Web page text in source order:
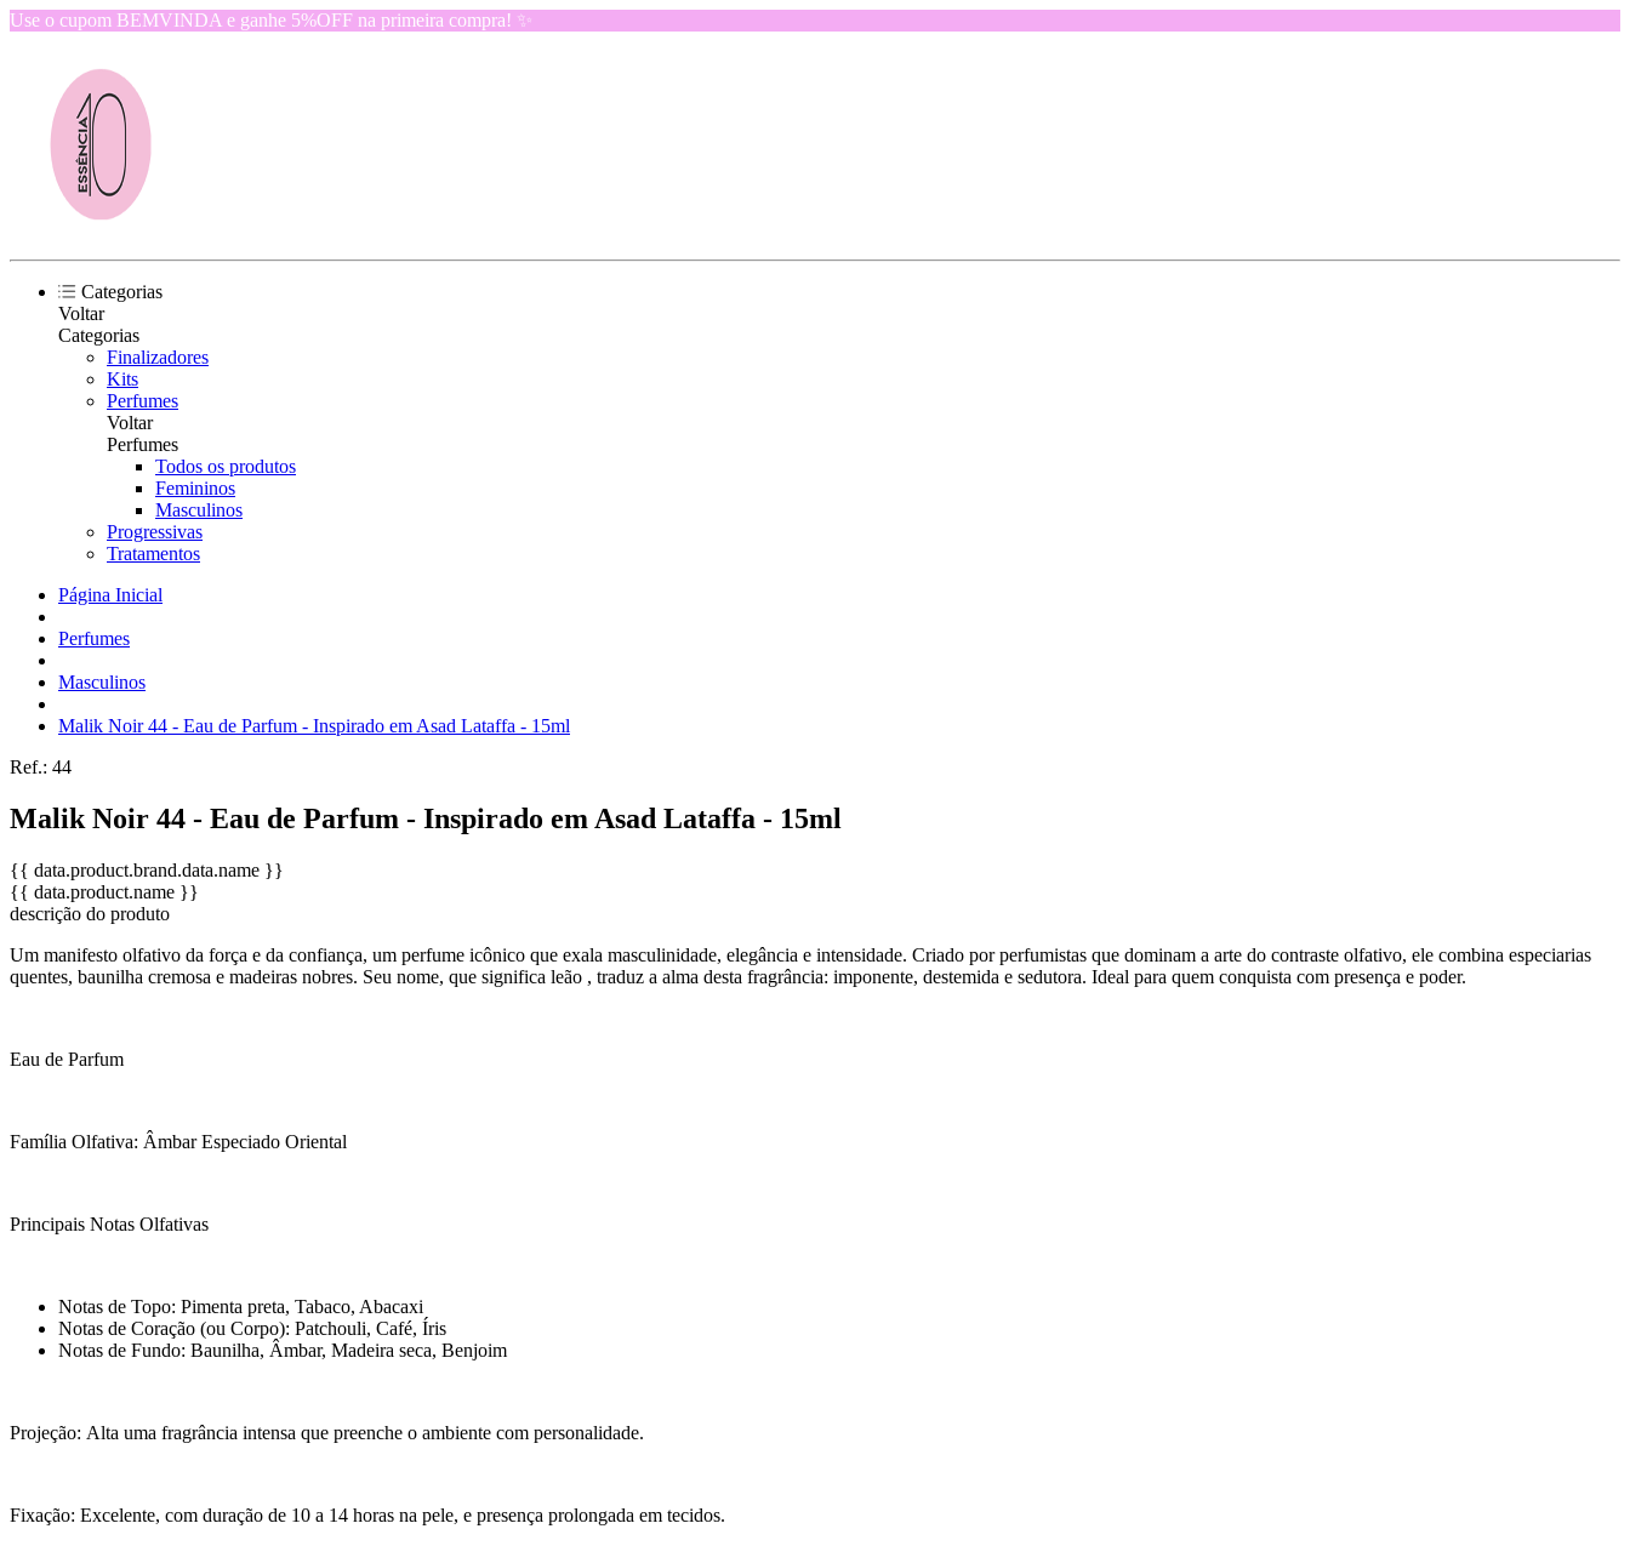
Use o cupom BEMVINDA e ganhe 5%OFF na primeira compra! ✨
Categorias
Voltar
Categorias
Finalizadores
Kits
Perfumes
Voltar
Perfumes
Todos os produtos
Femininos
Masculinos
Progressivas
Tratamentos
Página Inicial
Perfumes
Masculinos
Malik Noir 44 - Eau de Parfum - Inspirado em Asad Lataffa - 15ml
Ref.: 44
Malik Noir 44 - Eau de Parfum - Inspirado em Asad Lataffa - 15ml
{{ data.product.brand.data.name }}
{{ data.product.name }}
descrição do produto
Um manifesto olfativo da força e da confiança, um perfume icônico que exala masculinidade, elegância e intensidade. Criado por perfumistas que dominam a arte do contraste olfativo, ele combina especiarias
quentes, baunilha cremosa e madeiras nobres. Seu nome, que significa leão , traduz a alma desta fragrância: imponente, destemida e sedutora. Ideal para quem conquista com presença e poder.
Eau de Parfum
Família Olfativa: Âmbar Especiado Oriental
Principais Notas Olfativas
Notas de Topo: Pimenta preta, Tabaco, Abacaxi
Notas de Coração (ou Corpo): Patchouli, Café, Íris
Notas de Fundo: Baunilha, Âmbar, Madeira seca, Benjoim
Projeção: Alta uma fragrância intensa que preenche o ambiente com personalidade.
Fixação: Excelente, com duração de 10 a 14 horas na pele, e presença prolongada em tecidos.